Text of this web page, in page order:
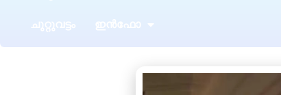
ചുറ്റുവട്ടം ഇൻഫോ